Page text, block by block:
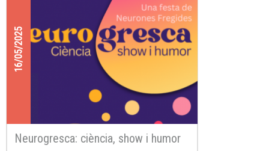
16/05/2025
Neurogresca: ciència, show i humor